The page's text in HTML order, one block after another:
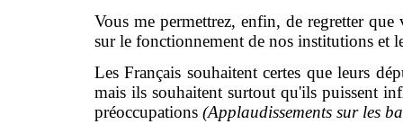
Vous me permettrez, enfin, de regretter
sur le fonctionnement de nos institutions et
Les Français souhaitent certes que leurs
mais ils souhaitent surtout qu'ils puissent
préoccupations (Applaudissements sur les